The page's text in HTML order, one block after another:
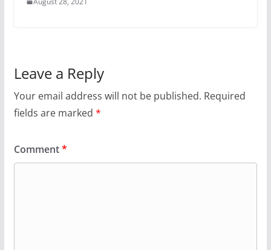
Leave a Reply
Your email address will not be published. Required
fields are marked *
Comment*